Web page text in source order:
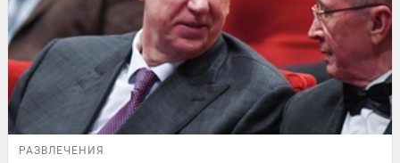
РАЗВЛЕЧЕНИЯ